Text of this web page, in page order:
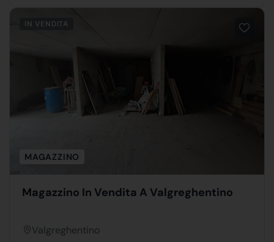
IN VENDITA
MAGAZZINO
Magazzino In Vendita A Valgreghentino
Valgreghentino